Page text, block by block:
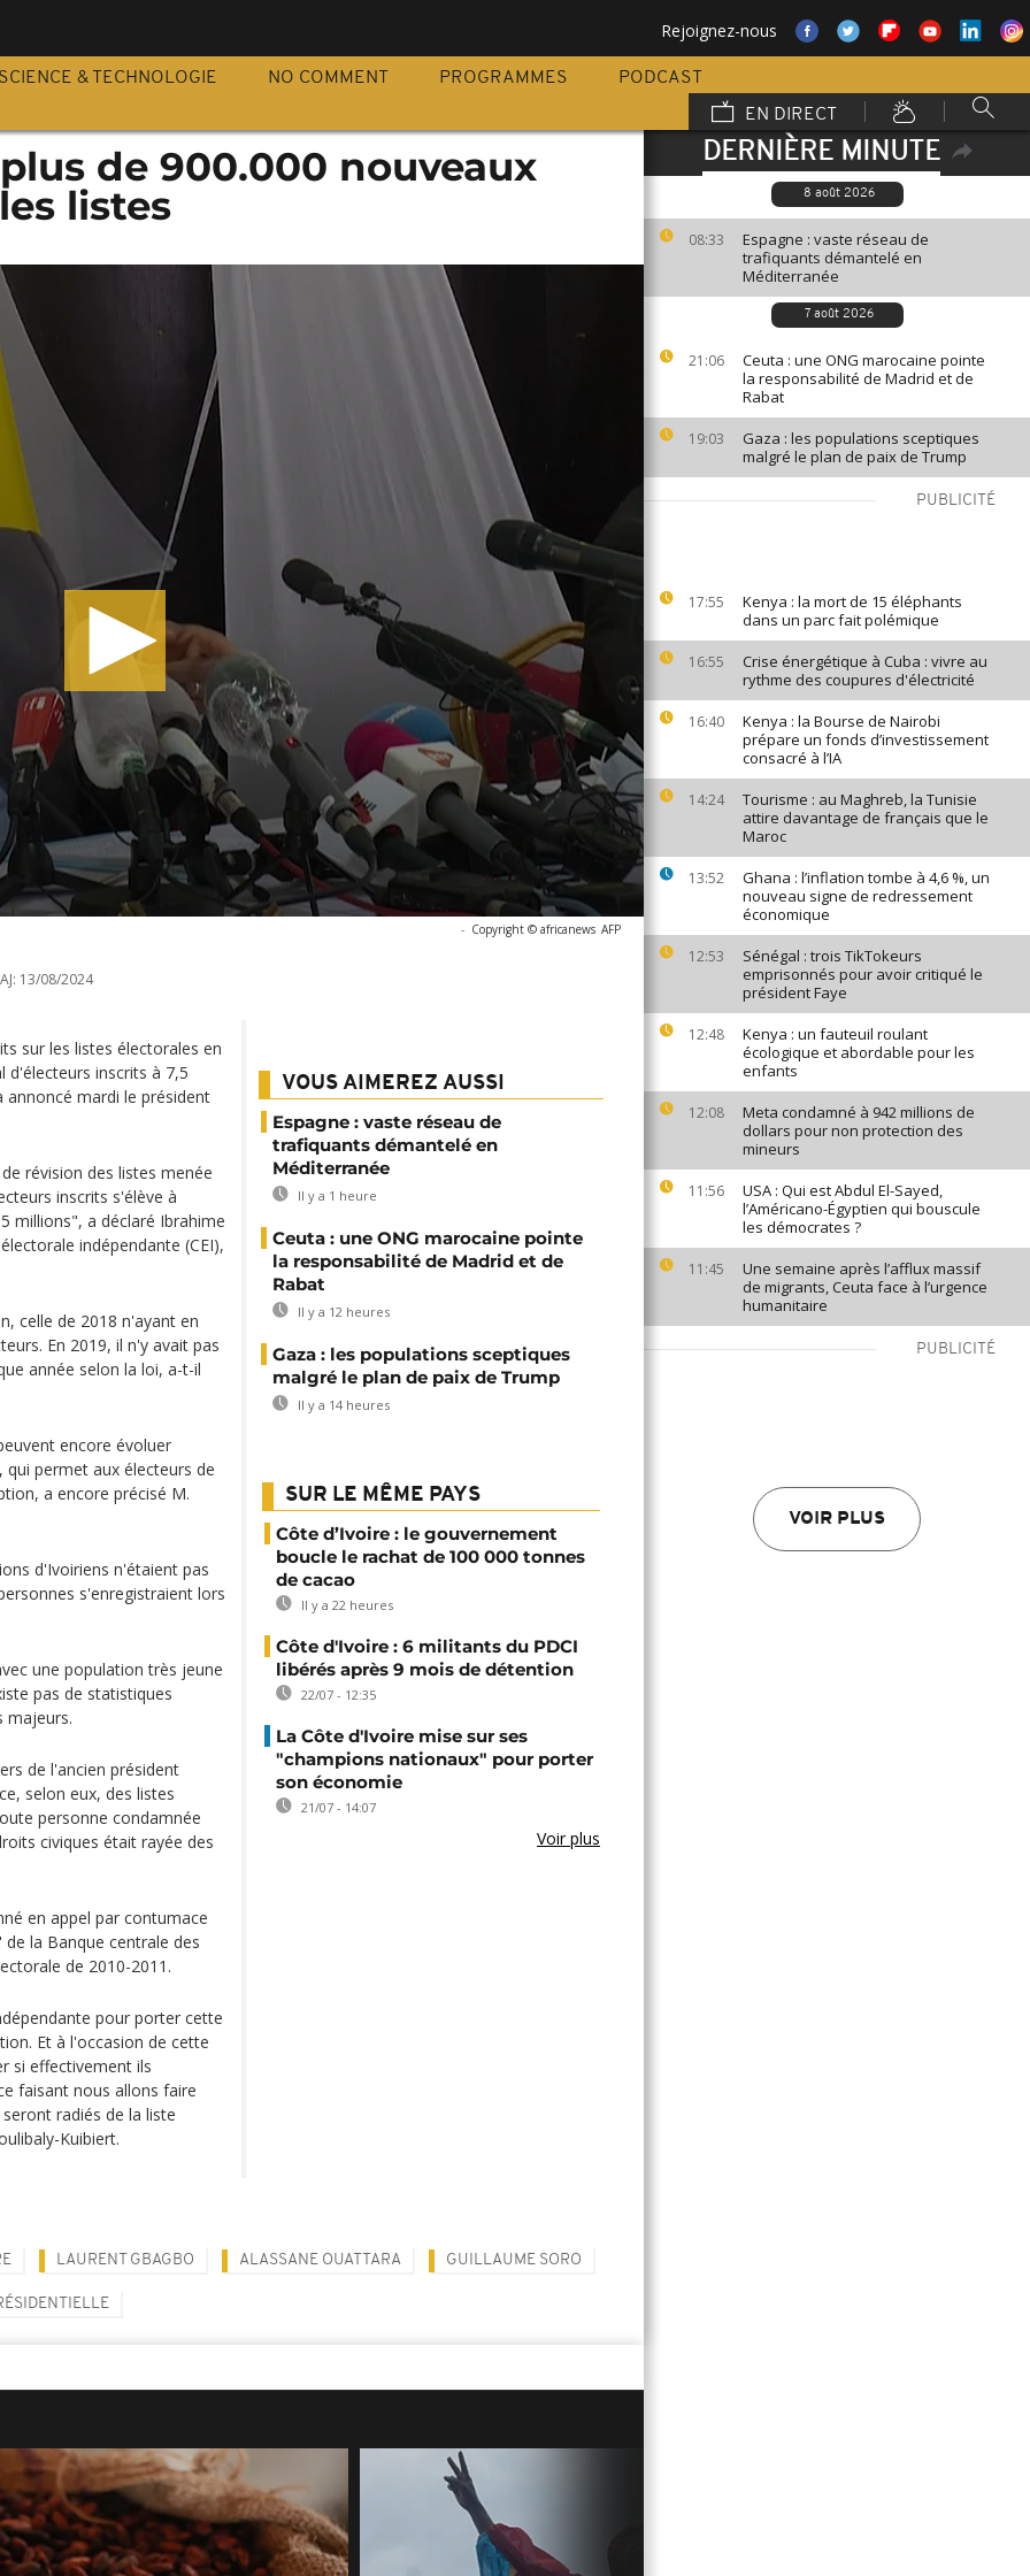
Rejoignez-nous
SCIENCE & TECHNOLOGIE NO COMMENT PROGRAMMES
PODCAST
EN DIRECT
DERNIÈRE MINUTE
8 août 2026
08:33
Espagne : vaste réseau de
trafiquants démantelé en
Méditerranée
7 août 2026
21:06
Ceuta : une ONG marocaine pointe
la responsabilité de Madrid et de
Rabat
19:03
Gaza : les populations sceptiques
malgré le plan de paix de Trump
PUBLICITÉ
17:55
Kenya : la mort de 15 éléphants
dans un parc fait polémique
16:55
Crise énergétique à Cuba : vivre au
rythme des coupures d'électricité
16:40
Kenya : la Bourse de Nairobi
prépare un fonds d’investissement
consacré à l’IA
14:24
Tourisme : au Maghreb, la Tunisie
attire davantage de français que le
Maroc
13:52
Ghana : l’inflation tombe à 4,6 %, un
nouveau signe de redressement
économique
12:53
Sénégal : trois TikTokeurs
emprisonnés pour avoir critiqué le
président Faye
12:48
Kenya : un fauteuil roulant
écologique et abordable pour les
enfants
12:08
Meta condamné à 942 millions de
dollars pour non protection des
mineurs
11:56
USA : Qui est Abdul El-Sayed,
l’Américano-Égyptien qui bouscule
les démocrates ?
11:45
Une semaine après l’afflux massif
de migrants, Ceuta face à l’urgence
humanitaire
PUBLICITÉ
VOIR PLUS
de 900.000 nouveaux
listes
- Copyright © africanews AFP
13/08/2024
sur les listes électorales en
inscrits à 7,5
mardi le président
révision des listes menée
inscrits s'élève à
millions", a déclaré Ibrahime
indépendante (CEI),
celle de 2018 n'ayant en
En 2019, il n'y avait pas
année selon la loi, a-t-il
encore évoluer
permet aux électeurs de
a encore précisé M.
d'Ivoiriens n'étaient pas
s'enregistraient lors
une population très jeune
pas de statistiques
majeurs.
de l'ancien président
selon eux, des listes
personne condamnée
civiques était rayée des
en appel par contumace
la Banque centrale des
de 2010-2011.
pour porter cette
Et à l'occasion de cette
si effectivement ils
faisant nous allons faire
radiés de la liste
Kuibiert.
VOUS AIMEREZ AUSSI
Espagne : vaste réseau de
trafiquants démantelé en
Méditerranée
Il y a 1 heure
Ceuta : une ONG marocaine pointe
la responsabilité de Madrid et de
Rabat
Il y a 12 heures
Gaza : les populations sceptiques
malgré le plan de paix de Trump
Il y a 14 heures
SUR LE MÊME PAYS
Côte d’Ivoire : le gouvernement
boucle le rachat de 100 000 tonnes
de cacao
Il y a 22 heures
Côte d'Ivoire : 6 militants du PDCI
libérés après 9 mois de détention
22/07 - 12:35
La Côte d'Ivoire mise sur ses
"champions nationaux" pour porter
son économie
21/07 - 14:07
Voir plus
LAURENT GBAGBO ALASSANE OUATTARA GUILLAUME SORO